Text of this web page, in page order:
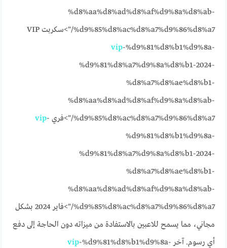
%d8%aa%d8%ad%d8%af%d9%8a%d8%ab-
%d9%85%d8%ac%d8%a7%d9%86%d8%a7/">سكربت VIP
vip-%d9%81%d8%b1%d9%8a-
%d9%81%d8%a7%d9%8a%d8%b1-2024-
%d8%a7%d8%ae%d8%b1-
%d8%aa%d8%ad%d8%af%d9%8a%d8%ab-
%d9%85%d8%ac%d8%a7%d9%86%d8%a7/">فري
vip-
%d9%81%d8%b1%d9%8a-
%d9%81%d8%a7%d9%8a%d8%b1-2024-
%d8%a7%d8%ae%d8%b1-
%d8%aa%d8%ad%d8%af%d9%8a%d8%ab-
%d9%85%d8%ac%d8%a7%d9%86%d8%a7/">فاير 2024 بشكل
مجاني، مما يسمح للاعبين بالاستفادة من ميزاته دون الحاجة إلى دفع
أي رسوم. آخر
vip-%d9%81%d8%b1%d9%8a-